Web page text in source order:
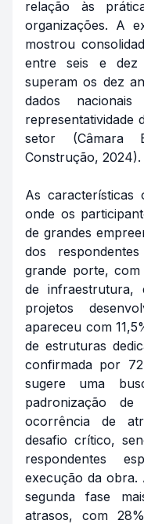
relação às
organizações. A
mostrou
entre seis e dez
superam os dez
dados
representatividade
setor (Câmara
Construção, 2024).
As características
onde os
de grandes
dos
grande porte,
de infraestrutura,
projetos
apareceu com
de estruturas
confirmada por
sugere uma
padronização
ocorrência de
desafio crítico,
respondentes
execução da
segunda fase
atrasos, com